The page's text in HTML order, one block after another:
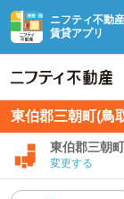
ニフティ不動産
賃貸アプリ
東伯郡三朝町(鳥
東伯郡三朝町
変更する